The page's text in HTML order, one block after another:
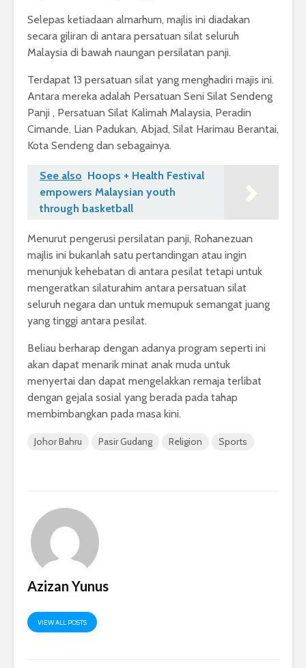
Selepas ketiadaan almarhum, majlis ini diadakan
secara giliran di antara persatuan silat seluruh
Malaysia di bawah naungan persilatan panji.
Terdapat 13 persatuan silat yang menghadiri majis ini.
Antara mereka adalah Persatuan Seni Silat Sendeng
Panji , Persatuan Silat Kalimah Malaysia, Peradin
Cimande, Lian Padukan, Abjad, Silat Harimau Berantai,
Kota Sendeng dan sebagainya.
See also Hoops + Health Festival
empowers Malaysian youth
through basketball
Menurut pengerusi persilatan panji, Rohanezuan
majlis ini bukanlah satu pertandingan atau ingin
menunjuk kehebatan di antara pesilat tetapi untuk
mengeratkan silaturahim antara persatuan silat
seluruh negara dan untuk memupuk semangat juang
yang tinggi antara pesilat.
Beliau berharap dengan adanya program seperti ini
akan dapat menarik minat anak muda untuk
menyertai dan dapat mengelakkan remaja terlibat
dengan gejala sosial yang berada pada tahap
membimbangkan pada masa kini.
Johor Bahru Pasir Gudang Religion Sports
Azizan Yunus
VIEW ALL POSTS